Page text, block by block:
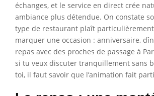
échanges, et le service en direct crée
ambiance plus détendue. On constate
type de restaurant plaît
marquer une occasion : anniversaire,
repas avec des proches de passage à
si tu veux discuter tranquillement sans
toi, il faut savoir que l’animation fait